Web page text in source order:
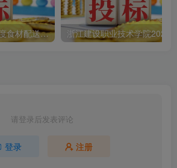
市场监管局2025年度食材配送采购公告
请登录后发表评论
登录 注册